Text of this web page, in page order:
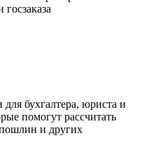
бухгалтера, юриста и
помогут рассчитать
и других